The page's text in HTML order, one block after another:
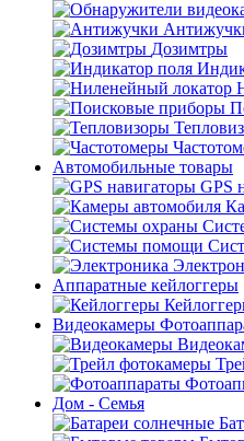
Дозимтры
Автомобильные товары
GPS
Аппаратные кейлоггеры
Видеокамеры
Дом - Семья